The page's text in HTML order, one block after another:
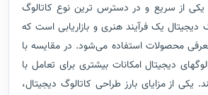
یکی از سریع و در دسترس ترین نوع کاتالوگ
دیجیتال یک فرآیند هنری و بازاریابی است که
معرفی محصولات استفاده می‌شود. در مقایسه با
دیجیتال امکانات بیشتری برای تعامل با
یکی از مزایای بارز طراحی کاتالوگ دیجیتال،